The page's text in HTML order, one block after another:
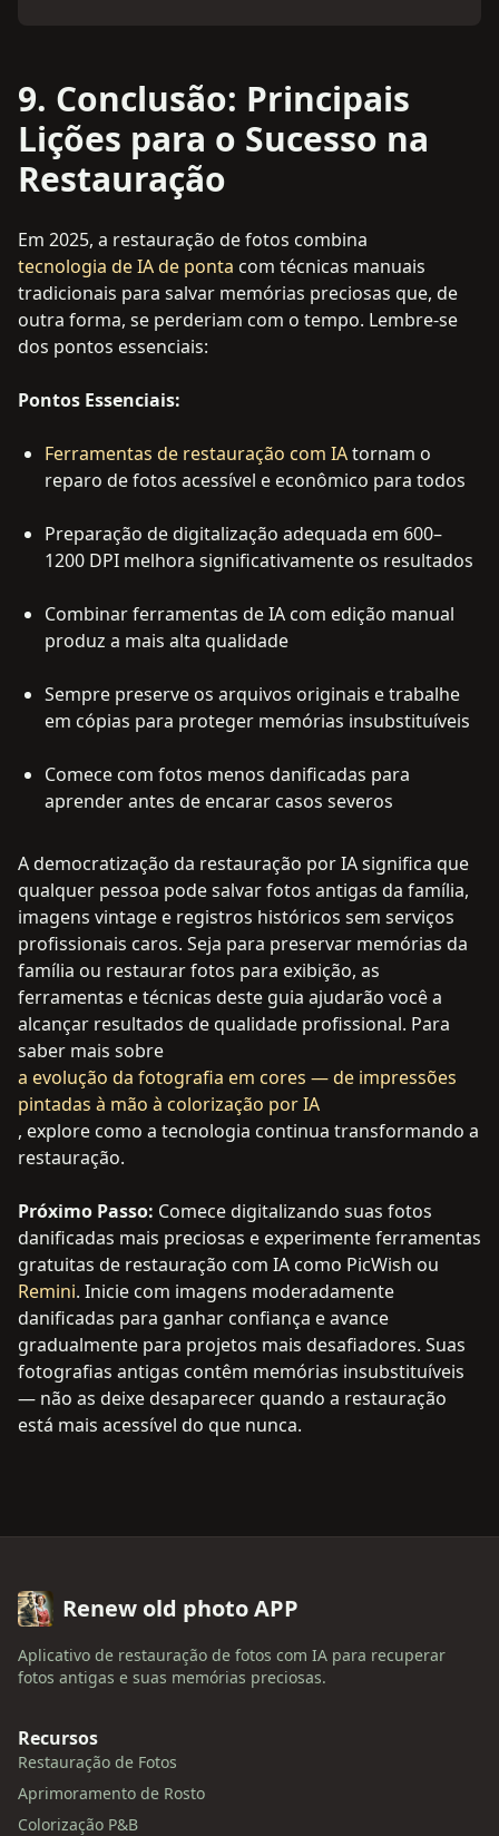
9. Conclusão: Principais
Lições para o Sucesso na
Restauração
Em 2025, a restauração de fotos combina
tecnologia de IA de ponta com técnicas manuais
tradicionais para salvar memórias preciosas que, de
outra forma, se perderiam com o tempo. Lembre-se
dos pontos essenciais:
Pontos Essenciais:
Ferramentas de restauração com IAtornam o
reparo de fotos acessível e econômico para todos
Preparação de digitalização adequada em 600–
1200 DPI melhora significativamente os resultados
Combinar ferramentas de IA com edição manual
produz a mais alta qualidade
Sempre preserve os arquivos originais e trabalhe
em cópias para proteger memórias insubstituíveis
Comece com fotos menos danificadas para
aprender antes de encarar casos severos
A democratização da restauração por IA significa que
qualquer pessoa pode salvar fotos antigas da família,
imagens vintage e registros históricos sem serviços
profissionais caros. Seja para preservar memórias da
família ou restaurar fotos para exibição, as
ferramentas e técnicas deste guia ajudarão você a
alcançar resultados de qualidade profissional. Para
saber mais sobre
a evolução da fotografia em cores — de impressões
pintadas à mão à colorização por IA
, explore como a tecnologia continua transformando a
restauração.
Próximo Passo: Comece digitalizando suas fotos
danificadas mais preciosas e experimente ferramentas
gratuitas de restauração com IA como PicWish ou
Remini. Inicie com imagens moderadamente
danificadas para ganhar confiança e avance
gradualmente para projetos mais desafiadores. Suas
fotografias antigas contêm memórias insubstituíveis
— não as deixe desaparecer quando a restauração
está mais acessível do que nunca.
Renew old photo APP
Aplicativo de restauração de fotos com IA para recuperar
fotos antigas e suas memórias preciosas.
Recursos
Restauração de Fotos
Aprimoramento de Rosto
Colorização P&B